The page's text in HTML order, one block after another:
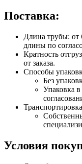
Поставка:
Длина трубы: от
длины по
Кратность
от заказа.
Способы
Без
Упаковка
Условия